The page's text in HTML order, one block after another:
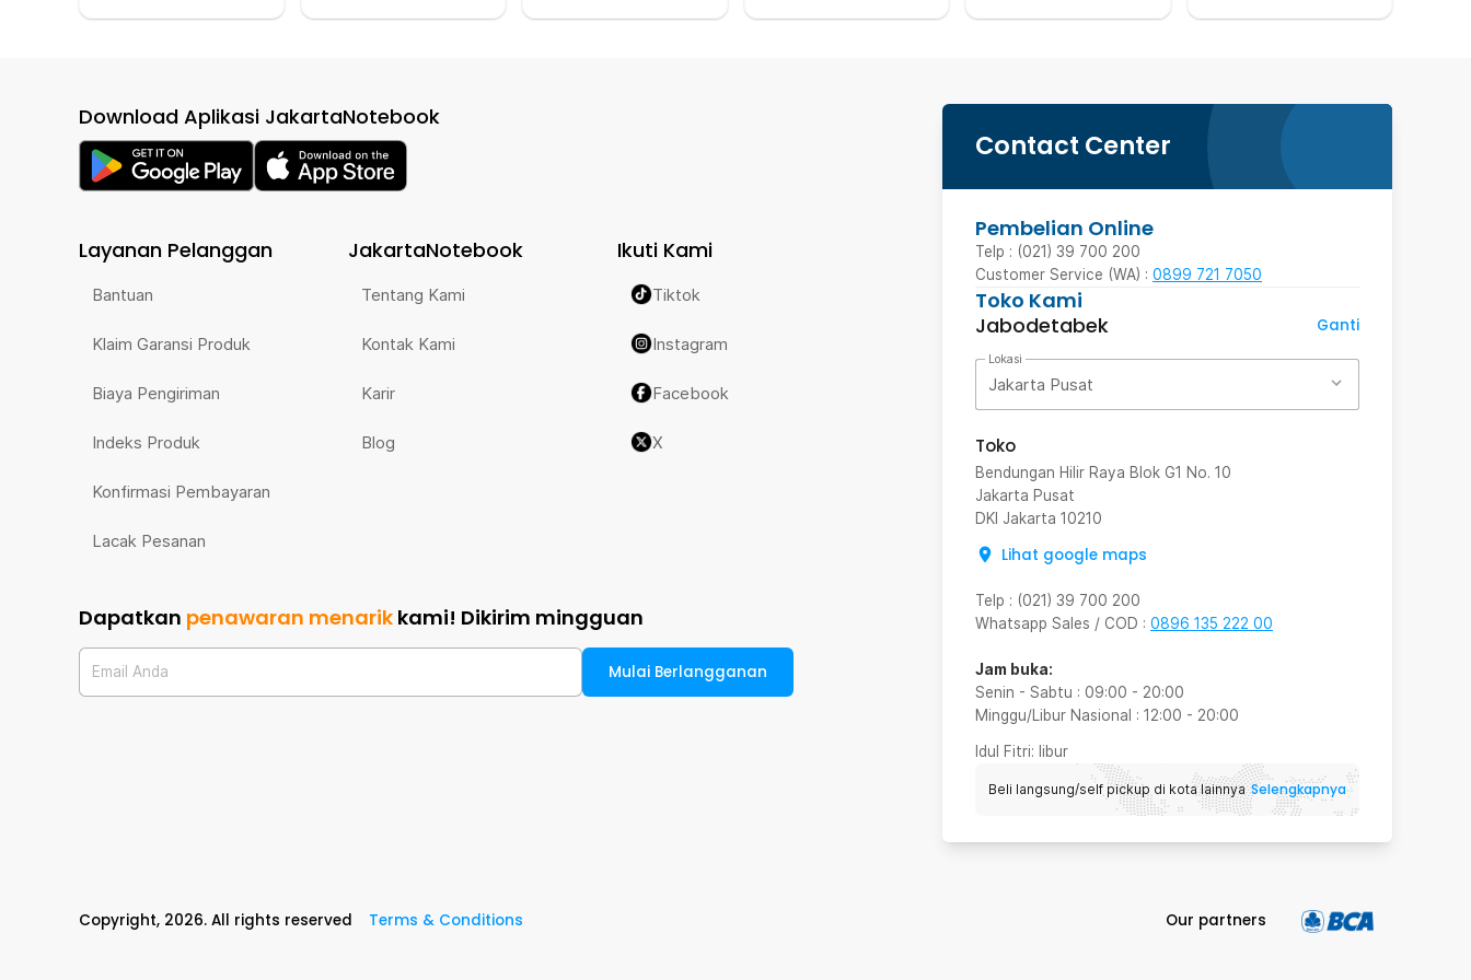
Contact Center
Pembelian Online
Telp : (021) 39 700 200
Customer Service (WA) : 0899 721 7050
Toko Kami
Jabodetabek
Ganti
Lokasi
Jakarta Pusat
Toko
Bendungan Hilir Raya Blok G1 No. 10
Jakarta Pusat
DKI Jakarta 10210
Lihat google maps
Telp : (021) 39 700 200
Whatsapp Sales / COD : 0896 135 222 00
Jam buka:
Senin - Sabtu : 09:00 - 20:00
Minggu/Libur Nasional : 12:00 - 20:00
Idul Fitri: libur
Beli langsung/self pickup di kota lainnya Selengkapnya
Download Aplikasi JakartaNotebook
Layanan Pelanggan
Bantuan
Klaim Garansi Produk
Biaya Pengiriman
Indeks Produk
Konfirmasi Pembayaran
Lacak Pesanan
JakartaNotebook
Tentang Kami
Kontak Kami
Karir
Blog
Ikuti Kami
Tiktok
Instagram
Facebook
X
Dapatkan penawaran menarik kami! Dikirim mingguan
Email Anda Mulai Berlangganan
Copyright, 2026. All rights reserved Terms & Conditions Our partners